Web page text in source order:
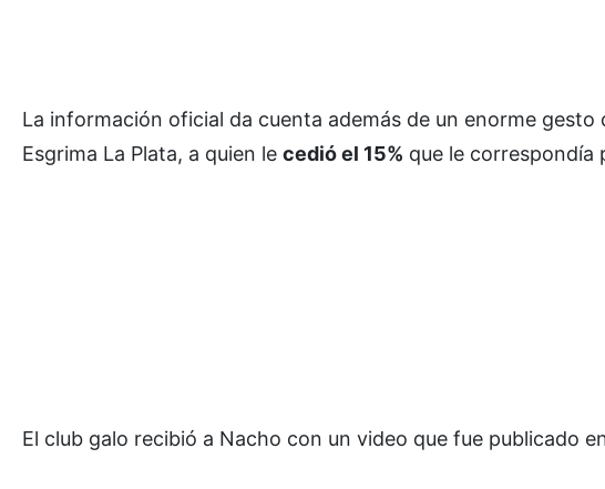
La información oficial da cuenta además de un enorme
Esgrima La Plata, a quien le cedió el 15% que le correspondía
El club galo recibió a Nacho con un video que fue publicado